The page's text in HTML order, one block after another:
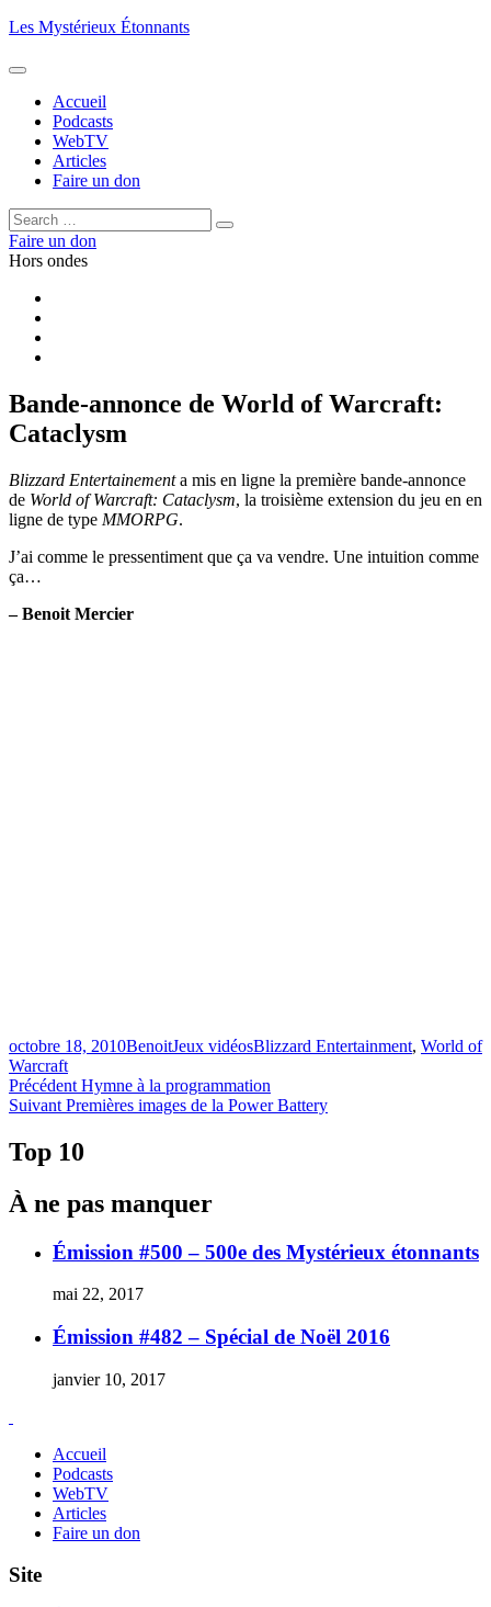
Aller
contenu
Les Mystérieux Étonnants
Accueil
Podcasts
WebTV
Articles
Faire un don
Rechercher :
Rechercher
Faire un don
Hors ondes
Bande-annonce de World of Warcraft:
Cataclysm
Blizzard Entertainementa mis en ligne la première bande-annonce
de World of Warcraft: Cataclysm, la troisième extension du jeu en en
ligne de type MMORPG.
J’ai comme le pressentiment que ça va vendre. Une intuition comme
ça…
– Benoit Mercier
Publié
le
octobre 18, 2010BenoitCatégories
Jeux vidéosÉtiquettes
Blizzard Entertainment, World of
Warcraft
Navigation
de
l'article
Précédent Article
précédent :
Hymne à la programmation
Suivant Article
Premières images de la Power Battery
Top 10
À ne pas manquer
Émission #500 – 500e des Mystérieux étonnants
mai 22, 2017
Émission #482 – Spécial de Noël 2016
janvier 10, 2017
Accueil
Podcasts
WebTV
Articles
Faire un don
Site